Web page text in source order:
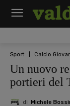
Sport Calcio
Un nuovo
portieri del
di Michele